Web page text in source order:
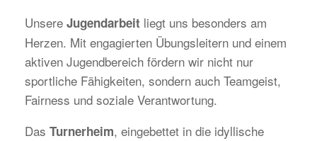
Unsere Jugendarbeit liegt uns besonders am
Herzen. Mit engagierten Übungsleitern und einem
aktiven Jugendbereich fördern wir nicht nur
sportliche Fähigkeiten, sondern auch Teamgeist,
Fairness und soziale Verantwortung.
Das Turnerheim, eingebettet in die idyllische